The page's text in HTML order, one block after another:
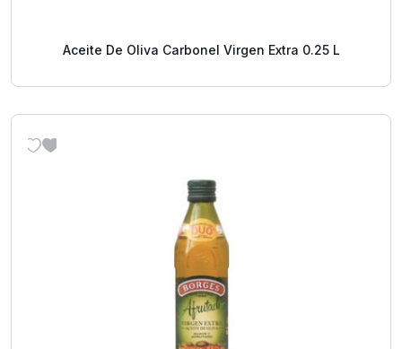
Aceite De Oliva Carbonel Virgen Extra 0.25 L